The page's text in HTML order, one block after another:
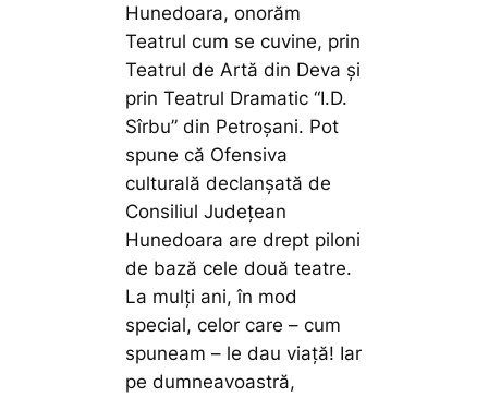
Hunedoara, onorăm
Teatrul cum se cuvine, prin
Teatrul de Artă din Deva și
prin Teatrul Dramatic “I.D.
Sîrbu” din Petroșani. Pot
spune că Ofensiva
culturală declanșată de
Consiliul Județean
Hunedoara are drept piloni
de bază cele două teatre.
La mulți ani, în mod
special, celor care – cum
spuneam – le dau viață! Iar
pe dumneavoastră,